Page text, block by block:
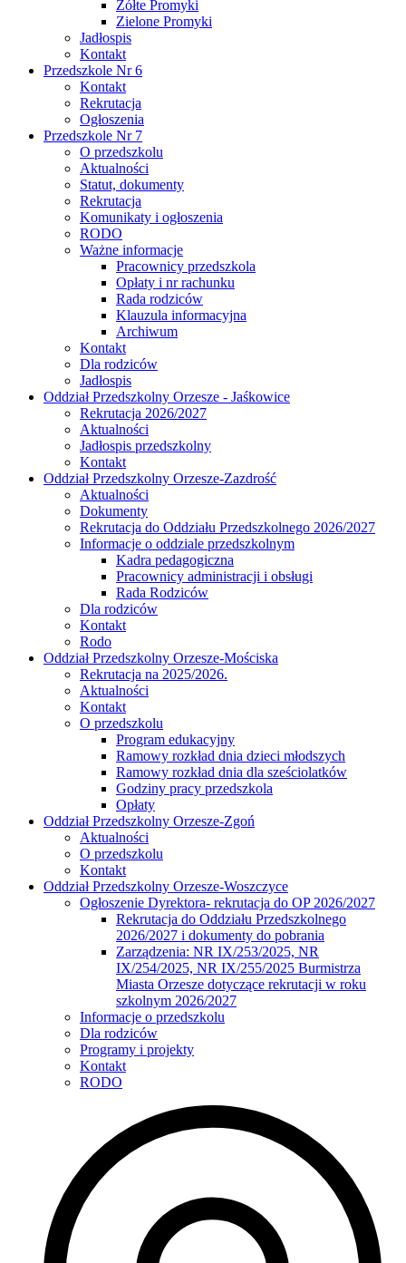
Żółte Promyki
Zielone Promyki
Jadłospis
Kontakt
Przedszkole Nr 6
Kontakt
Rekrutacja
Ogłoszenia
Przedszkole Nr 7
O przedszkolu
Aktualności
Statut, dokumenty
Rekrutacja
Komunikaty i ogłoszenia
RODO
Ważne informacje
Pracownicy przedszkola
Opłaty i nr rachunku
Rada rodziców
Klauzula informacyjna
Archiwum
Kontakt
Dla rodziców
Jadłospis
Oddział Przedszkolny Orzesze - Jaśkowice
Rekrutacja 2026/2027
Aktualności
Jadłospis przedszkolny
Kontakt
Oddział Przedszkolny Orzesze-Zazdrość
Aktualności
Dokumenty
Rekrutacja do Oddziału Przedszkolnego 2026/2027
Informacje o oddziale przedszkolnym
Kadra pedagogiczna
Pracownicy administracji i obsługi
Rada Rodziców
Dla rodziców
Kontakt
Rodo
Oddział Przedszkolny Orzesze-Mościska
Rekrutacja na 2025/2026.
Aktualności
Kontakt
O przedszkolu
Program edukacyjny
Ramowy rozkład dnia dzieci młodszych
Ramowy rozkład dnia dla sześciolatków
Godziny pracy przedszkola
Opłaty
Oddział Przedszkolny Orzesze-Zgoń
Aktualności
O przedszkolu
Kontakt
Oddział Przedszkolny Orzesze-Woszczyce
Ogłoszenie Dyrektora- rekrutacja do OP 2026/2027
Rekrutacja do Oddziału Przedszkolnego
2026/2027 i dokumenty do pobrania
Zarządzenia: NR IX/253/2025, NR
IX/254/2025, NR IX/255/2025 Burmistrza
Miasta Orzesze dotyczące rekrutacji w roku
szkolnym 2026/2027
Informacje o przedszkolu
Dla rodziców
Programy i projekty
Kontakt
RODO